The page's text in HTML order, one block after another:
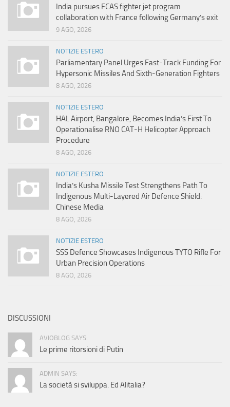
India pursues FCAS fighter jet program
collaboration with France following Germany’s exit
9 AGO, 2026
NOTIZIE ESTERO
Parliamentary Panel Urges Fast-Track Funding For
Hypersonic Missiles And Sixth-Generation Fighters
8 AGO, 2026
NOTIZIE ESTERO
HAL Airport, Bangalore, Becomes India’s First To
Operationalise RNO CAT-H Helicopter Approach
Procedure
8 AGO, 2026
NOTIZIE ESTERO
India’s Kusha Missile Test Strengthens Path To
Indigenous Multi-Layered Air Defence Shield:
Chinese Media
8 AGO, 2026
NOTIZIE ESTERO
SSS Defence Showcases Indigenous TYTO Rifle For
Urban Precision Operations
8 AGO, 2026
DISCUSSIONI
AVIOBLOG SAYS:
Le prime ritorsioni di Putin
ADMIN SAYS:
La società si sviluppa. Ed Alitalia?